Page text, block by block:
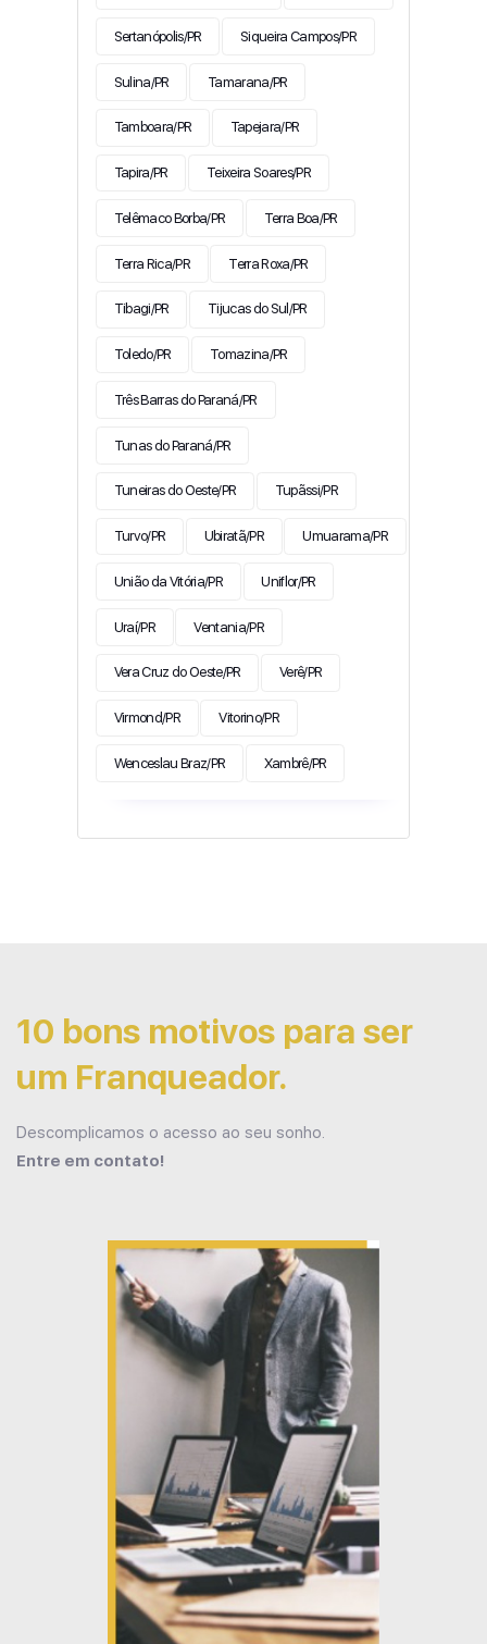
Sertanópolis/PR Siqueira Campos/PR
Sulina/PR Tamarana/PR
Tamboara/PR Tapejara/PR
Tapira/PR Teixeira Soares/PR
Telêmaco Borba/PR Terra Boa/PR
Terra Rica/PR Terra Roxa/PR
Tibagi/PR Tijucas do Sul/PR
Toledo/PR Tomazina/PR
Três Barras do Paraná/PR
Tunas do Paraná/PR
Tuneiras do Oeste/PR Tupãssi/PR
Turvo/PR Ubiratã/PR Umuarama/PR
União da Vitória/PR Uniflor/PR
Uraí/PR Ventania/PR
Vera Cruz do Oeste/PR Verê/PR
Virmond/PR Vitorino/PR
Wenceslau Braz/PR Xambrê/PR
10 bons motivos para ser
um Franqueador.
Descomplicamos o acesso ao seu sonho.
Entre em contato!